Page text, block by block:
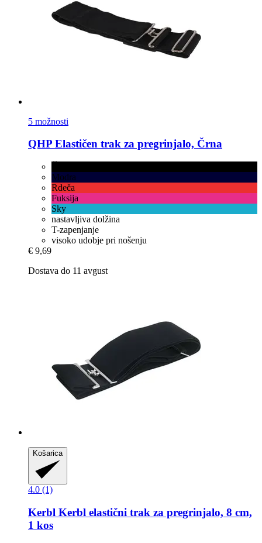
5 možnosti
QHP Elastičen trak za pregrinjalo, Črna
Modra
Rdeča
Fuksija
Sky
nastavljiva dolžina
T-zapenjanje
visoko udobje pri nošenju
€ 9,69
Dostava do 11 avgust
Košarica
4.0 (1)
Kerbl Kerbl elastični trak za pregrinjalo, 8 cm,
1 kos